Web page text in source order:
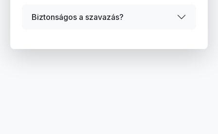
Biztonságos a szavazás?